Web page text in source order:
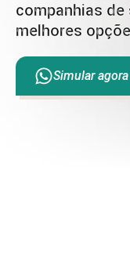
companhias
melhores
Simular agora